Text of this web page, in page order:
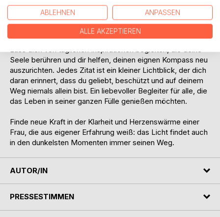
Buch, das aus dem Leben selbst entstanden ist - geprägt
von eigenen Erfahrungen, Beobachtungen und der Gabe,
das Wesentliche im Alltag zu erkennen.
Seele berühren und dir helfen, deinen eignen Kompass neu
auszurichten. Jedes Zitat ist ein kleiner Lichtblick, der dich
daran erinnert, dass du geliebt, beschützt und auf deinem
Weg niemals allein bist. Ein liebevoller Begleiter für alle, die
das Leben in seiner ganzen Fülle genießen möchten.
Finde neue Kraft in der Klarheit und Herzenswärme einer
Frau, die aus eigener Erfahrung weiß: das Licht findet auch
in den dunkelsten Momenten immer seinen Weg.
AUTOR/IN
PRESSESTIMMEN
ABLEHNEN ANPASSEN
ALLE AKZEPTIEREN